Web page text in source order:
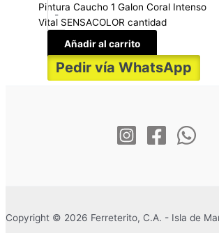
-
Pintura Caucho 1 Galon Coral Intenso
Vital SENSACOLOR cantidad
Añadir al carrito
Pedir vía WhatsApp
Copyright © 2026 Ferreterito, C.A. - Isla de